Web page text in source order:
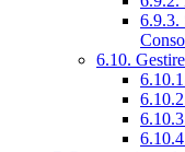
6.9.3.
6.10.